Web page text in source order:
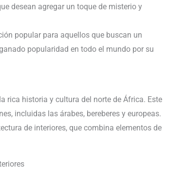
desean agregar un toque de misterio y
popular para aquellos que buscan un
popularidad en todo el mundo por su
rica historia y cultura del norte de África. Este
incluidas las árabes, bereberes y europeas.
de interiores, que combina elementos de